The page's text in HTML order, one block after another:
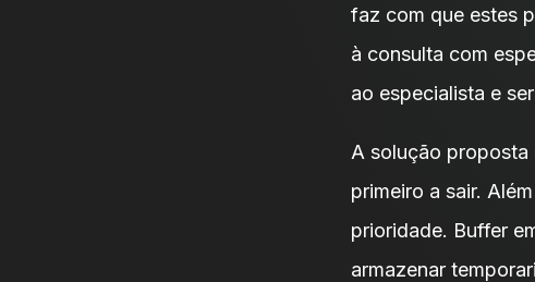
faz com que estes
à consulta com
ao especialista e
A solução proposta
primeiro a sair.
prioridade. Buffer
armazenar